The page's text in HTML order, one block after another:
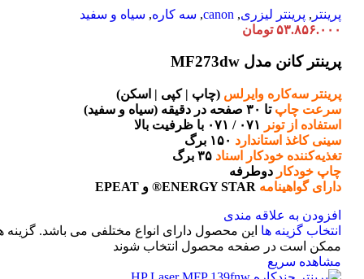
پرینتر , پرینتر لیزری,
canon
, سه کاره, سیاه و سفید
۵۳.۸۵۶.۰۰۰ تومان
پرینتر کانن مدل MF273dw
پرینتر سه‌کاره وایرلس (چاپ | کپی | اسکن)
سرعت چاپ تا ۳۰ صفحه در دقیقه (سیاه و سفید)
استفاده از تونر
سینی کاغذ استاندارد ۱۵۰ برگ
تغذیه‌کننده خودکار اسناد ۳۵ برگ
چاپ خودکار دوطرفه
دارای گواهینامه ENERGY STAR® و EPEAT
افزودن به علاقه مندی
انتخاب گزینه ها این محصول دارای انواع مختلفی می باشد. گزینه
ممکن است در صفحه محصول انتخاب شوند
مشاهده سریع